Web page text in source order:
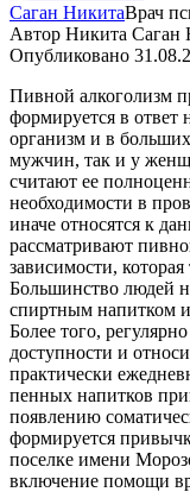
Саган НикитаВрач
Автор Никита Саган
Опубликовано
Пивной алкоголизм
формируется в ответ
организм и в
мужчин, так и у
считают ее
необходимости в
иначе относятся к
рассматривают
зависимости,
Большинство людей
спиртным напитком
Более того,
доступности и
практически
пенных напитков
появлению
формируется
поселке имени
включение помощи